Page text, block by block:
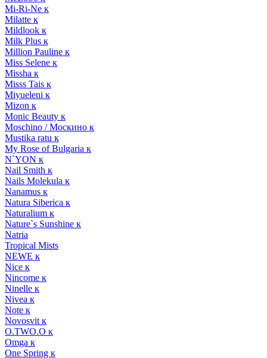
Mi-Ri-Ne к
Milatte к
Mildlook к
Milk Plus к
Million Pauline к
Miss Selene к
Missha к
Misss Tais к
Miyueleni к
Mizon к
Monic Beauty к
Moschino / Москино к
Mustika ratu к
My Rose of Bulgaria к
N`YON к
Nail Smith к
Nails Molekula к
Nanamus к
Natura Siberica к
Naturalium к
Nature`s Sunshine к
Natria
Tropical Mists
NEWE к
Nice к
Nincome к
Ninelle к
Nivea к
Note к
Novosvit к
O.TWO.O к
Omga к
One Spring к